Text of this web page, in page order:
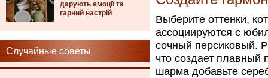
дарують емоції та
гарний настрій
Случайные советы
Выберите оттенки,
ассоциируются с
сочный персиковый.
что создает плавный
шарма добавьте